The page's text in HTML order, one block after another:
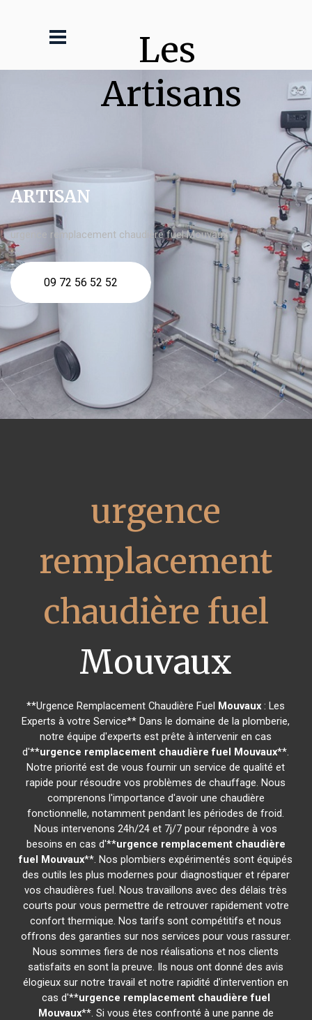
Les
Artisans
ARTISAN
urgence remplacement chaudière fuel Mouvaux
09 72 56 52 52
urgence
remplacement
chaudière fuel
Mouvaux
**Urgence Remplacement Chaudière Fuel Mouvaux : Les
Experts à votre Service** Dans le domaine de la plomberie,
notre équipe d'experts est prête à intervenir en cas
d'**urgence remplacement chaudière fuel Mouvaux**.
Notre priorité est de vous fournir un service de qualité et
rapide pour résoudre vos problèmes de chauffage. Nous
comprenons l'importance d'avoir une chaudière
fonctionnelle, notamment pendant les périodes de froid.
Nous intervenons 24h/24 et 7j/7 pour répondre à vos
besoins en cas d'**urgence remplacement chaudière
fuel Mouvaux**. Nos plombiers expérimentés sont équipés
des outils les plus modernes pour diagnostiquer et réparer
vos chaudières fuel. Nous travaillons avec des délais très
courts pour vous permettre de retrouver rapidement votre
confort thermique. Nos tarifs sont compétitifs et nous
offrons des garanties sur nos services pour vous rassurer.
Nous sommes fiers de nos réalisations et nos clients
satisfaits en sont la preuve. Ils nous ont donné des avis
élogieux sur notre travail et notre rapidité d'intervention en
cas d'**urgence remplacement chaudière fuel
Mouvaux**. Si vous êtes confronté à une panne de